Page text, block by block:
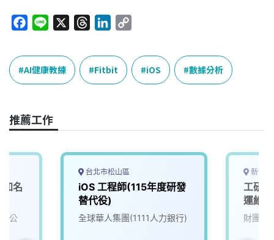
c
e
b
o
k
n
e
r
e
a
n
k
e
n
y
L
k
AI健康教練 Fitbit iOS 數據分析
推薦工作
知名
公
台北市松山區
iOS 工程師(115年度研發
替代役)
全球華人集團(1111人力銀行)
新竹
工研
運維
財團法